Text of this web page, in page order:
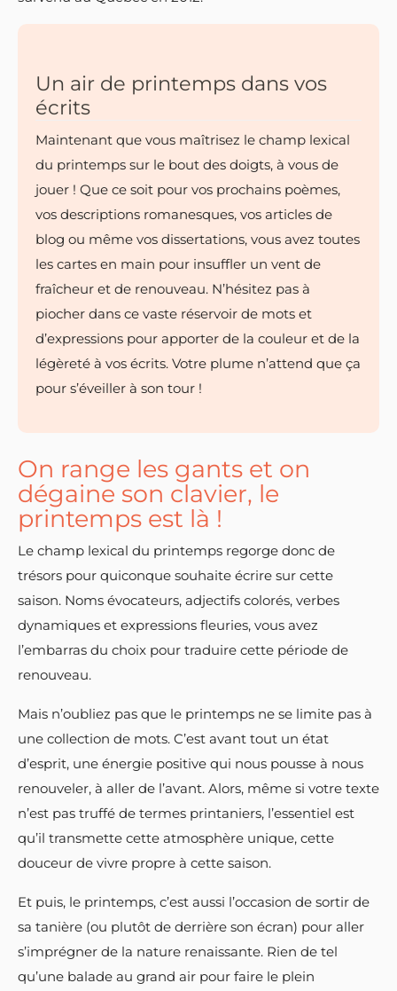
Un air de printemps dans vos
écrits
Maintenant que vous maîtrisez le champ lexical
du printemps sur le bout des doigts, à vous de
jouer ! Que ce soit pour vos prochains poèmes,
vos descriptions romanesques, vos articles de
blog ou même vos dissertations, vous avez toutes
les cartes en main pour insuffler un vent de
fraîcheur et de renouveau. N’hésitez pas à
piocher dans ce vaste réservoir de mots et
d’expressions pour apporter de la couleur et de la
légèreté à vos écrits. Votre plume n’attend que ça
pour s’éveiller à son tour !
On range les gants et on
dégaine son clavier, le
printemps est là !
Le champ lexical du printemps regorge donc de
trésors pour quiconque souhaite écrire sur cette
saison. Noms évocateurs, adjectifs colorés, verbes
dynamiques et expressions fleuries, vous avez
l’embarras du choix pour traduire cette période de
renouveau.
Mais n’oubliez pas que le printemps ne se limite pas à
une collection de mots. C’est avant tout un état
d’esprit, une énergie positive qui nous pousse à nous
renouveler, à aller de l’avant. Alors, même si votre texte
n’est pas truffé de termes printaniers, l’essentiel est
qu’il transmette cette atmosphère unique, cette
douceur de vivre propre à cette saison.
Et puis, le printemps, c’est aussi l’occasion de sortir de
sa tanière (ou plutôt de derrière son écran) pour aller
s’imprégner de la nature renaissante. Rien de tel
qu’une balade au grand air pour faire le plein